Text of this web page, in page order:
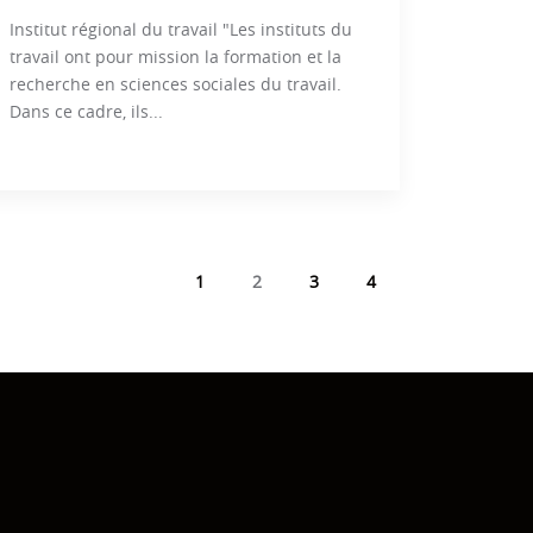
Institut régional du travail "Les instituts du
travail ont pour mission la formation et la
recherche en sciences sociales du travail.
Dans ce cadre, ils...
1 2 3 4